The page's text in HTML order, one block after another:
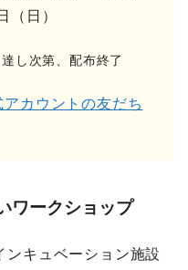
（日）
し次第、配布終了
カウントの友だち
ワークショップ
ンキュベーション施設